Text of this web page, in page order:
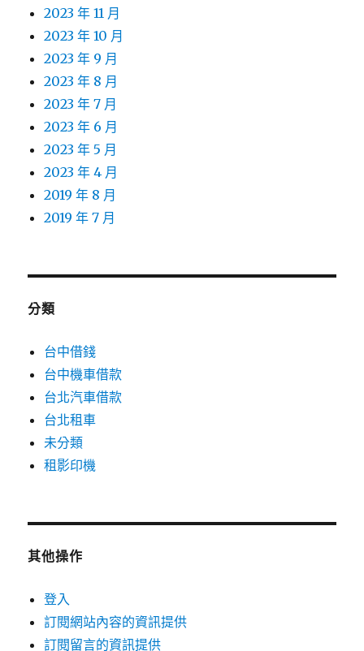
2023 年 11 月
2023 年 10 月
2023 年 9 月
2023 年 8 月
2023 年 7 月
2023 年 6 月
2023 年 5 月
2023 年 4 月
2019 年 8 月
2019 年 7 月
分類
台中借錢
台中機車借款
台北汽車借款
台北租車
未分類
租影印機
其他操作
登入
訂閱網站內容的資訊提供
訂閱留言的資訊提供